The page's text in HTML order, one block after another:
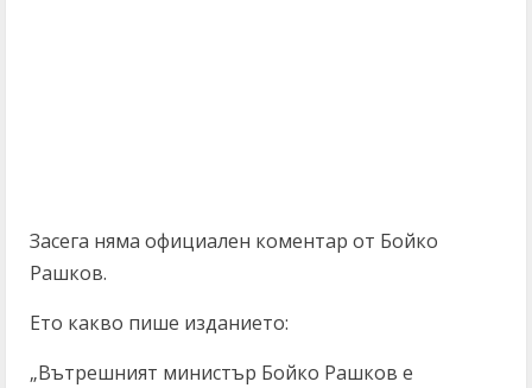
Засега няма официален коментар от Бойко
Рашков.
Ето какво пише изданието:
„Вътрешният министър Бойко Рашков е